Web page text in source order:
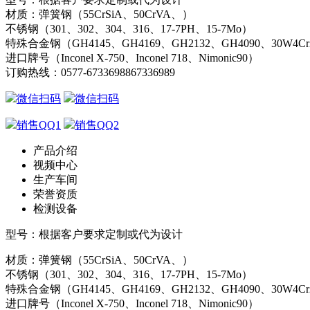
材质：弹簧钢（55CrSiA、50CrVA、）
不锈钢（301、302、304、316、17-7PH、15-7Mo）
特殊合金钢（GH4145、GH4169、GH2132、GH4090、
进口牌号（Inconel X-750、Inconel 718、Nimonic90）
订购热线： 0577-6733698867336989
微信扫码 微信扫码
销售QQ1 销售QQ2
产品介绍
视频中心
生产车间
荣誉资质
检测设备
型号：根据客户要求定制或代为设计
材质：弹簧钢（55CrSiA、50CrVA、）
不锈钢（301、302、304、316、17-7PH、15-7Mo）
特殊合金钢（GH4145、GH4169、GH2132、GH4090、
进口牌号（Inconel X-750、Inconel 718、Nimonic90）